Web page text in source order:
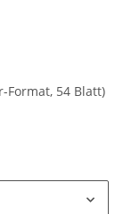
Format, 54 Blatt)